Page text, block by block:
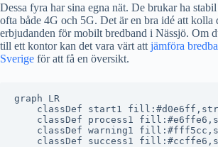
Dessa fyra har sina egna nät. De brukar ha
ofta både 4G och 5G. Det är en bra idé att kolla
erbjudanden för mobilt bredband i Nässjö. Om
till ett kontor kan det vara värt att jämföra
Sverige för att få en översikt.
graph LR
classDef start1
classDef process1
classDef warning1
classDef success1